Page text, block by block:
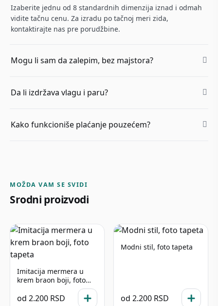
Izaberite jednu od 8 standardnih dimenzija iznad i odmah
vidite tačnu cenu. Za izradu po tačnoj meri zida,
kontaktirajte nas pre porudžbine.
Mogu li sam da zalepim, bez majstora?
Da li izdržava vlagu i paru?
Kako funkcioniše plaćanje pouzećem?
MOŽDA VAM SE SVIDI
Srodni proizvodi
Imitacija mermera u
krem braon boji, foto
od 2.200 RSD
Modni stil, foto tapeta
od 2.200 RSD